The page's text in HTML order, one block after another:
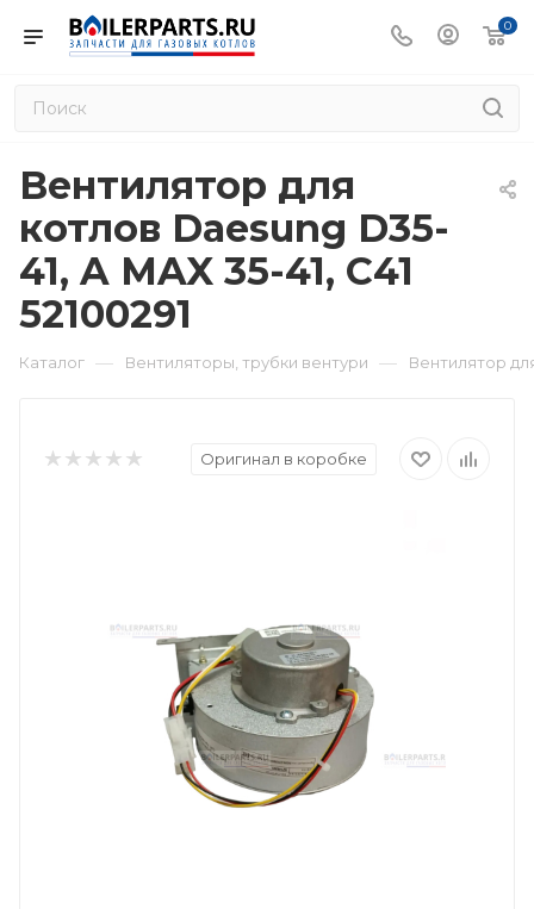
0
Вентилятор для
котлов Daesung D35-
41, A MAX 35-41, C41
52100291
Каталог — Вентиляторы, трубки вентури — Вентилятор
Оригинал в коробке